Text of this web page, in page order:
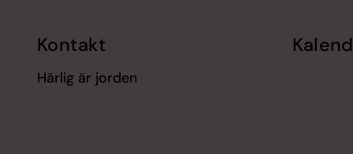
Kontakt
Härlig är jorden